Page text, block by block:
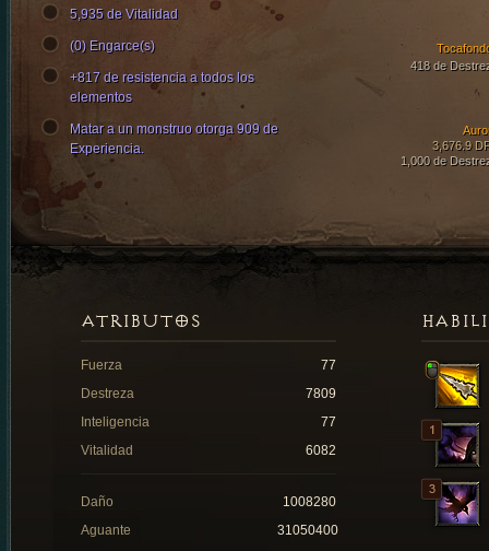
418 de
3,676.9
1,000 de
5,935 de Vitalidad
(0) Engarce(s)
+817 de resistencia a todos los
elementos
Matar a un monstruo otorga 909 de
Experiencia.
ATRIBUTOS
Fuerza
77
Destreza
7809
Inteligencia
77
Vitalidad
6082
Daño
1008280
Aguante
31050400